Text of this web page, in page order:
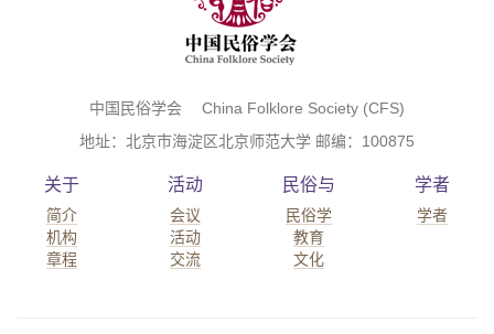
中国民俗学会 China Folklore Society (CFS)
地址：北京市海淀区北京师范大学 邮编：100875
关于
简介
机构
章程
活动
会议
活动
交流
民俗与
民俗学
教育
文化
学者
学者